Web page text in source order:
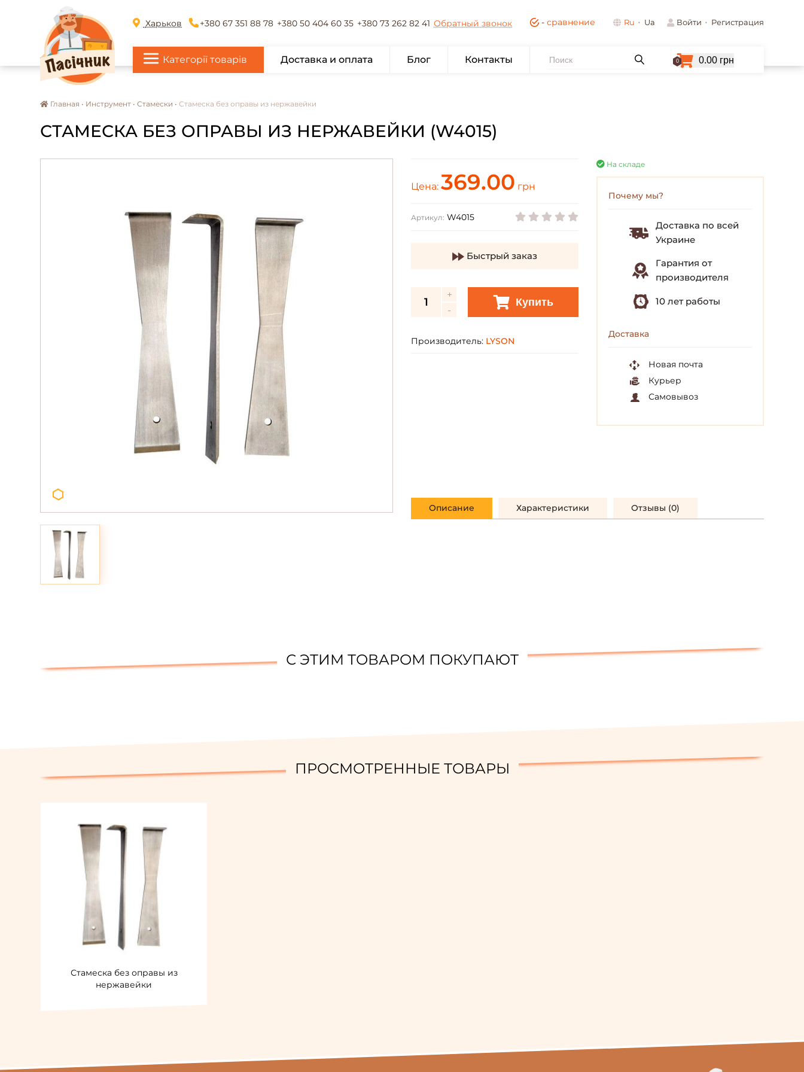
Харьков +380 67 351 88 78 +380 50 404 60 35 +380 73 262 82 41 Обратный звонок - сравнение Ru Ua Войти Регистрация
Категорії товарів Доставка и оплата Блог Контакты 0 0.00 грн
Главная • Инструмент • Стамески • Стамеска без оправы из нержавейки
СТАМЕСКА БЕЗ ОПРАВЫ ИЗ НЕРЖАВЕЙКИ (W4015)
Цена: 369.00 грн
Артикул: W4015
Быстрый заказ
Купить
Производитель: LYSON
На складе
Почему мы?
Доставка по всей
Украине
Гарантия от
производителя
10 лет работы
Доставка
Новая почта
Курьер
Самовывоз
Описание Характеристики Отзывы (0)
С ЭТИМ ТОВАРОМ ПОКУПАЮТ
ПРОСМОТРЕННЫЕ ТОВАРЫ
Стамеска без оправы из
нержавейки